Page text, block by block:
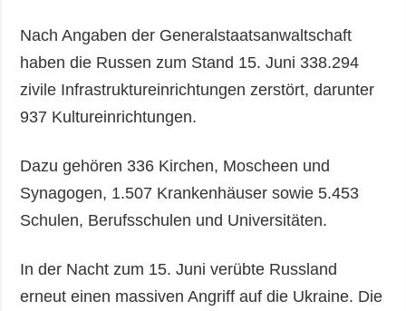
Nach Angaben der Generalstaatsanwaltschaft
haben die Russen zum Stand 15. Juni 338.294
zivile Infrastruktureinrichtungen zerstört, darunter
937 Kultureinrichtungen.
Dazu gehören 336 Kirchen, Moscheen und
Synagogen, 1.507 Krankenhäuser sowie 5.453
Schulen, Berufsschulen und Universitäten.
In der Nacht zum 15. Juni verübte Russland
erneut einen massiven Angriff auf die Ukraine. Die